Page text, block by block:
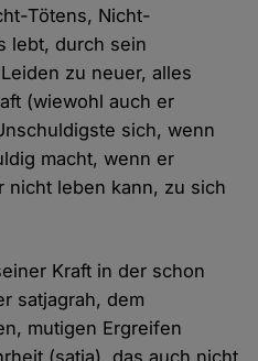
Tötens, Nicht-
lebt, durch sein
zu neuer, alles
(wiewohl auch er
sich, wenn
macht, wenn er
nicht leben kann, zu sich
Kraft in der schon
satjagrah, dem
mutigen Ergreifen